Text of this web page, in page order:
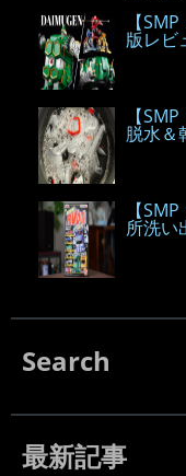
【
版レビ
【
脱水＆
【
所洗い
Search
最新記事